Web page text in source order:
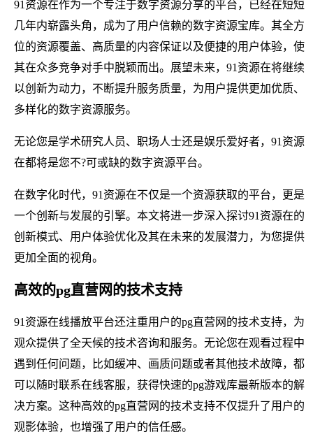
91资源在作为一个专注于数字资源分享的平台，已经在短短
几年内崭露头角，成为了用户信赖的数字资源宝库。其全方
位的资源覆盖、高质量的内容保证以及便捷的用户体验，使
其在众多竞争对手中脱颖而出。展望未来，91资源在将继续
以创新为动力，不断提升服务质量，为用户提供更加优质、
多样化的数字资源服务。
无论您是学术研究人员、职场人士还是娱乐爱好者，91资源
在都将是您不?可或缺的数字资源平台。
在数字化时代，91资源在不仅是一个资源获取的平台，更是
一个创新与发展的引擎。本文将进一步深入探讨91资源在的
创新模式、用户体验优化及其在未来的发展潜力，为您提供
更加全面的视角。
高效的pg直营网的技术支持
91资源在线播放平台还注重用户的pg直营网的技术支持，为
观众提供了全天候的技术咨询和服务。无论您在观看过程中
遇到任何问题，比如缓冲、画质问题或者其他技术故障，都
可以随时联系在线客服，获得快速的pg游戏库最新版本的解
决方案。这种高效的pg直营网的技术支持不仅提升了用户的
观影体验，也增强了用户的信任感。